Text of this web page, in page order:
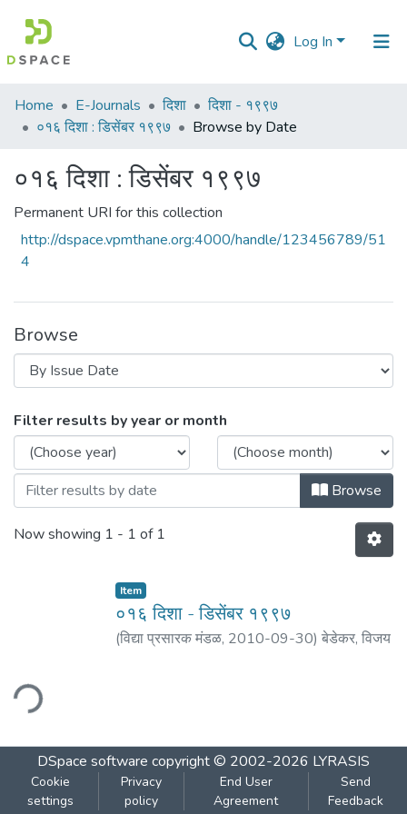
Log In
Communities
&
All of DSpace
Home E-Journals दिशा
दिशा - १९९७
०१६ दिशा : डिसेंबर १९९७
Browse by Date
०१६ दिशा : डिसेंबर १९९७
Permanent URI for this collection
http://dspace.vpmthane.org:4000/handle/123456789/51
4
Browse
Browsing ०१६ दिशा : डिसेंबर १९९७ by Issue
Filter results by year or month
Browse
Now showing 1 - 1 of 1
Item
०१६ दिशा - डिसेंबर १९९७
(विद्या प्रसारक मंडळ, 2010-09-30) बेडेकर, विजय
DSpace software copyright © 2002-2026 LYRASIS
Cookie
settings
Privacy
policy
End User
Agreement
Send
Feedback